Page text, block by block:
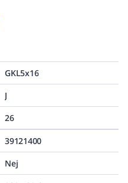
GKL5x16
J
26
39121400
Nej